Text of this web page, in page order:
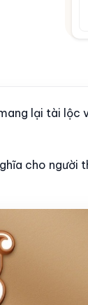
lại tài lộc
cho người